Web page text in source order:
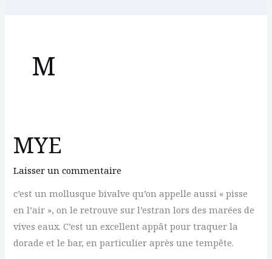
M
MYE
Laisser un commentaire
c’est un mollusque bivalve qu’on appelle aussi « pisse
en l’air », on le retrouve sur l’estran lors des marées de
vives eaux. C’est un excellent appât pour traquer la
dorade et le bar, en particulier après une tempête.